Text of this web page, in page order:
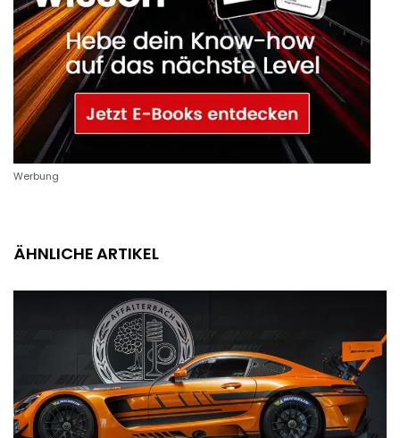
Werbung
ÄHNLICHE ARTIKEL